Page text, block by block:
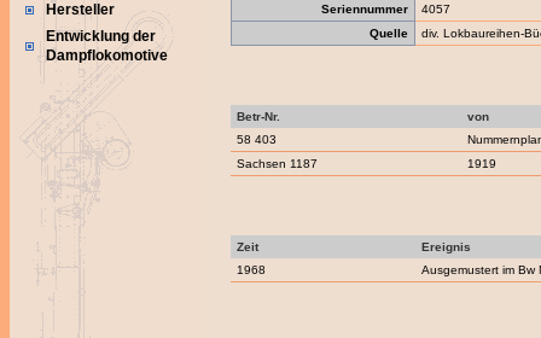
Hersteller
Entwicklung der
Dampflokomotive
Seriennummer
4057
Quelle
div. Lokbaureihen-
Betr-Nr.
von
58 403
Sachsen 1187
1919
Zeit
Ereignis
1968
Ausgemustert im Bw